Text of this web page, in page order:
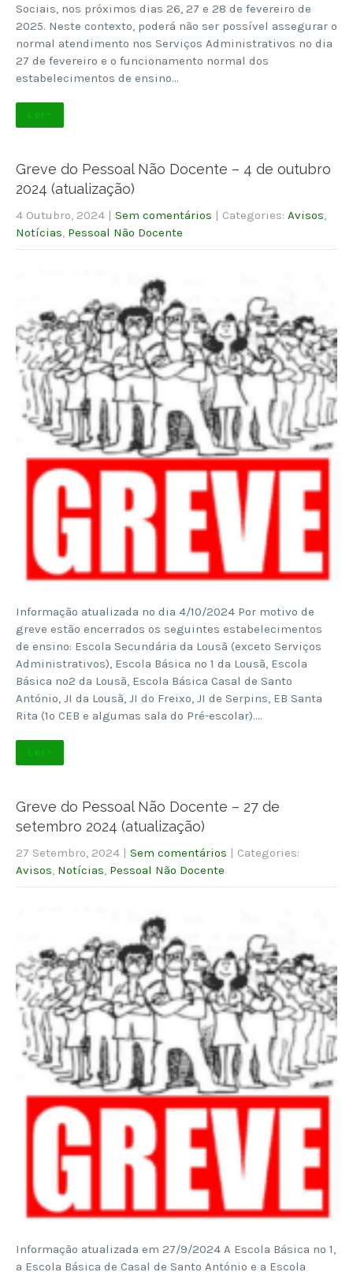
Sociais, nos próximos dias 26, 27 e 28 de fevereiro de
2025. Neste contexto, poderá não ser possível assegurar o
normal atendimento nos Serviços Administrativos no dia
27 de fevereiro e o funcionamento normal dos
estabelecimentos de ensino…
Ler +
Greve do Pessoal Não Docente – 4 de outubro
2024 (atualização)
4 Outubro, 2024 | Sem comentários | Categories: Avisos
Notícias Pessoal Não Docente
Informação atualizada no dia 4/10/2024 Por motivo de
greve estão encerrados os seguintes estabelecimentos
de ensino: Escola Secundária da Lousã (exceto Serviços
Administrativos), Escola Básica nº 1 da Lousã, Escola
Básica nº2 da Lousã, Escola Básica Casal de Santo
António, JI da Lousã, JI do Freixo, JI de Serpins, EB Santa
Rita (1º CEB e algumas sala do Pré-escolar)….
Ler +
Greve do Pessoal Não Docente – 27 de
setembro 2024 (atualização)
27 Setembro, 2024 | Sem comentários | Categories:
Avisos Notícias Pessoal Não Docente
Informação atualizada em 27/9/2024 A Escola Básica nº 1,
a Escola Básica de Casal de Santo António e a Escola